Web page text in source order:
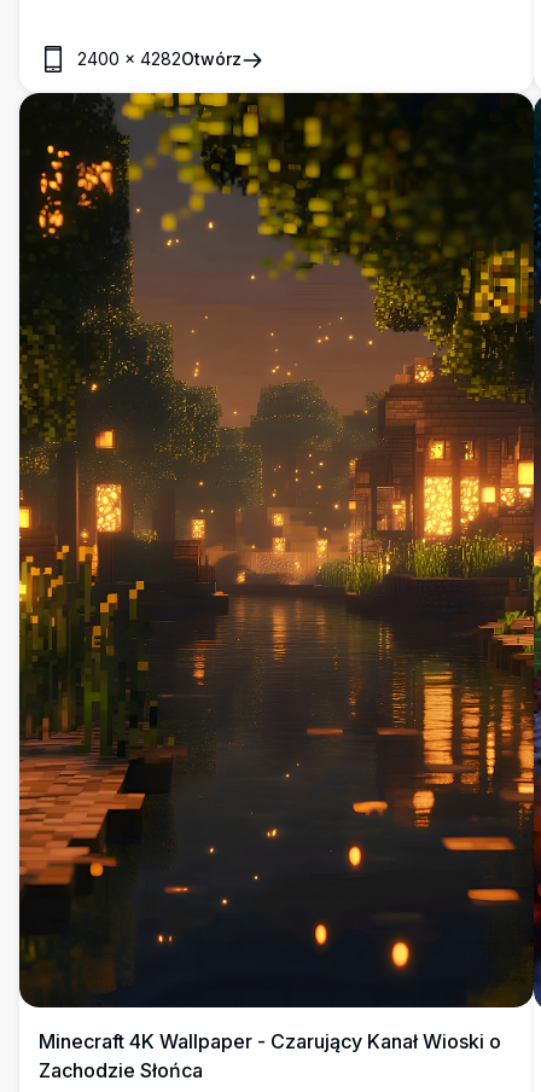
słoneczne. Idealna dla graczy, ta szczegółowa sceneria
immersyjną, blokową urodą.
2400 × 4282Otwórz
Minecraft 4K Wallpaper - Czarujący Kanał Wioski o
Zachodzie Słońca